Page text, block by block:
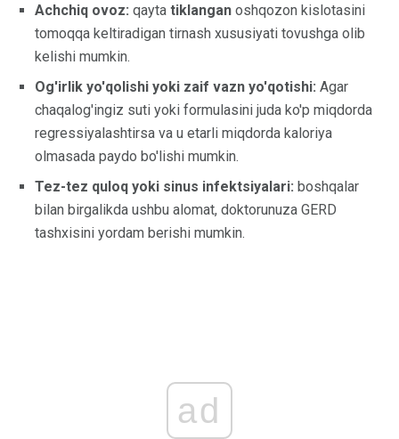
Achchiq ovoz: qayta tiklangan oshqozon kislotasini
tomoqqa keltiradigan tirnash xususiyati tovushga olib
kelishi mumkin.
Og'irlik yo'qolishi yoki zaif vazn yo'qotishi: Agar
chaqalog'ingiz suti yoki formulasini juda ko'p miqdorda
regressiyalashtirsa va u etarli miqdorda kaloriya
olmasada paydo bo'lishi mumkin.
Tez-tez quloq yoki sinus infektsiyalari: boshqalar
bilan birgalikda ushbu alomat, doktorunuza GERD
tashxisini yordam berishi mumkin.
ad